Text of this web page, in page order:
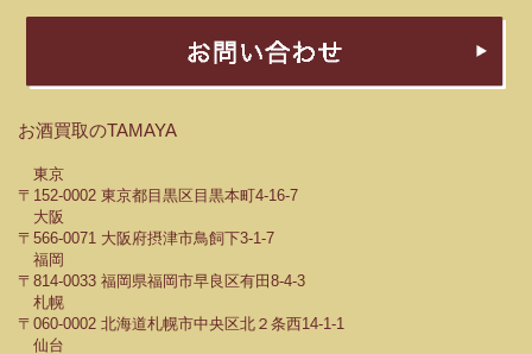
お酒買取のTAMAYA
東京
〒152-0002 東京都目黒区目黒本町4-16-7
大阪
〒566-0071 大阪府摂津市鳥飼下3-1-7
福岡
〒814-0033 福岡県福岡市早良区有田8-4-3
札幌
〒060-0002 北海道札幌市中央区北２条西14-1-1
仙台